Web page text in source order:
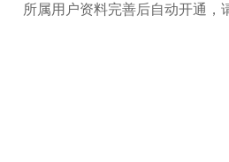
所属用户资料完善后自动开通，